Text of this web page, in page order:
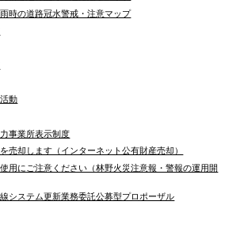
雨時の道路冠水警戒・注意マップ
動
事業所表示制度
売却します（インターネット公有財産売却）
用にご注意ください（林野火災注意報・警報の運用開
システム更新業務委託公募型プロポーザル